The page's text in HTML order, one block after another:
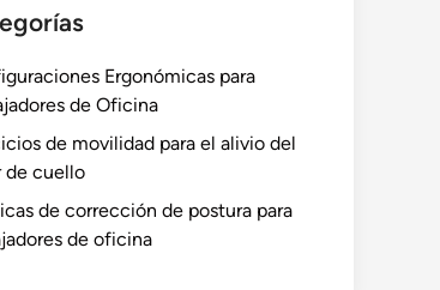
Ergonómicas para
de Oficina
de movilidad para el alivio del
de cuello
de corrección de postura para
de oficina